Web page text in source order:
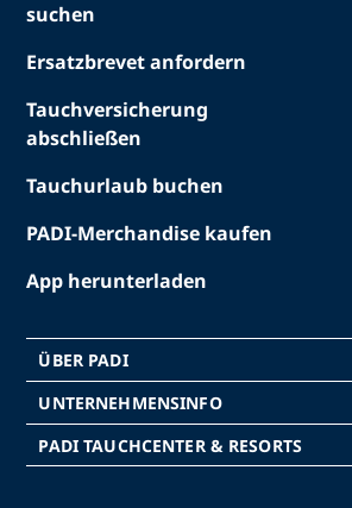
suchen
Ersatzbrevet anfordern
Tauchversicherung
abschließen
Tauchurlaub buchen
PADI-Merchandise kaufen
App herunterladen
ÜBER PADI
UNTERNEHMENSINFO
PADI TAUCHCENTER & RESORTS